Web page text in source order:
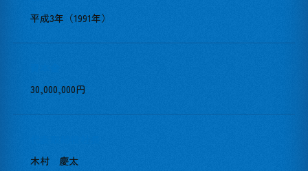
平成3年（1991年）
30,000,000円
木村 慶太